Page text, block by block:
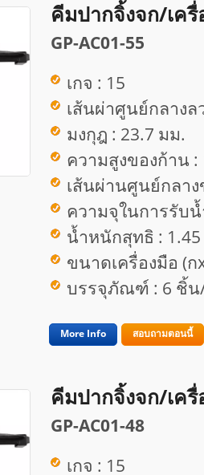
คีมปากจิ้งจก/เค
GP-AC01-55
เกจ : 15
เส้นผ่าศูนย์กลางล
มงกุฎ : 23.7 มม.
ความสูงของก้าน :
เส้นผ่านศูนย์กลา
ความจุในการรับ
น้ำหนักสุทธิ :
ขนาดเครื่องมือ (ก
บรรจุภัณฑ์ : 6 ชิ้น
More Info สอบถามตอนนี้
คีมปากจิ้งจก/เค
GP-AC01-48
เกจ : 15